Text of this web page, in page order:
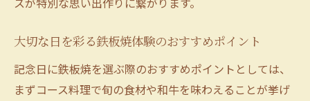
大切な日を彩る鉄板焼体験のおすすめポイント
記念日に鉄板焼を選ぶ際のおすすめポイントとしては、
まずコース料理で旬の食材や和牛を味わえることが挙げ